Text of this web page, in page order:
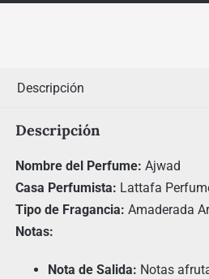
Descripción
Descripción
Nombre del Perfume: Ajwad
Casa Perfumista: Lattafa
Tipo de Fragancia: Amaderada
Notas:
Nota de Salida: Notas